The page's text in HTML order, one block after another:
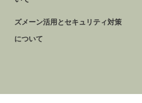
ズメーン活用とセキュリティ対策
について